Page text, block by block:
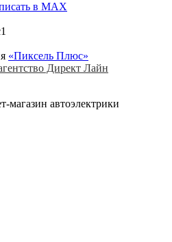
в MAX
«Пиксель Плюс»
Директ Лайн
магазин автоэлектрики